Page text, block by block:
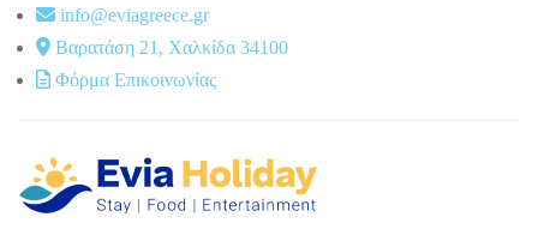
info@eviagreece.gr
Βαρατάση 21, Χαλκίδα 34100
Φόρμα Επικοινωνίας